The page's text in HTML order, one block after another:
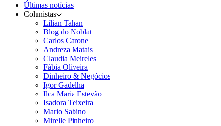
Últimas notícias
Colunistas
Lilian Tahan
Blog do Noblat
Carlos Carone
Andreza Matais
Claudia Meireles
Fábia Oliveira
Dinheiro & Negócios
Igor Gadelha
Ilca Maria Estevão
Isadora Teixeira
Mario Sabino
Mirelle Pinheiro